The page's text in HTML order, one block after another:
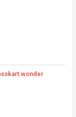
wonder